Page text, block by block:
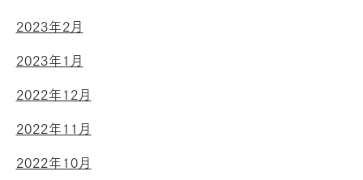
2023年2月
2023年1月
2022年12月
2022年11月
2022年10月